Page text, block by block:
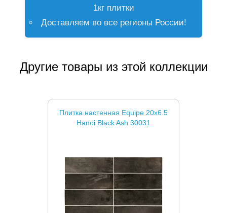
1кг плитки
Доставляем во все регионы России!
Другие товары из этой коллекции
Плитка настенная Equipe 20x6.5
Hanoi Black Ash 30031